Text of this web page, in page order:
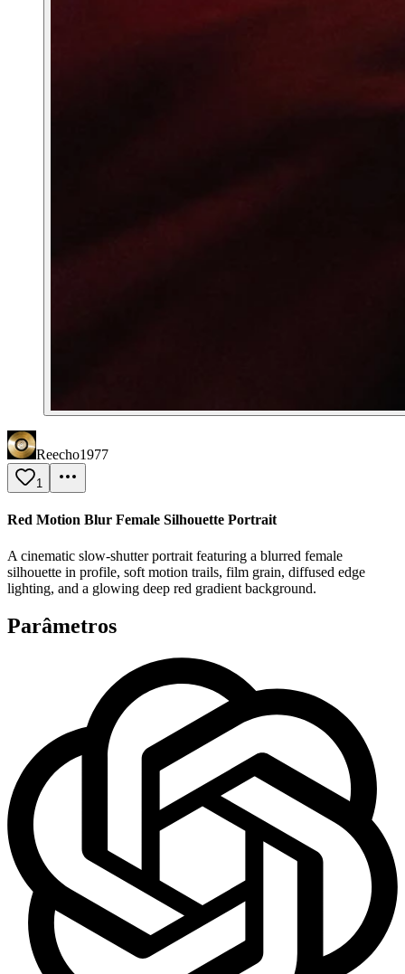
Reecho1977
1
Red Motion Blur Female Silhouette Portrait
A cinematic slow-shutter portrait featuring a blurred female
silhouette in profile, soft motion trails, film grain, diffused edge
lighting, and a glowing deep red gradient background.
Parâmetros